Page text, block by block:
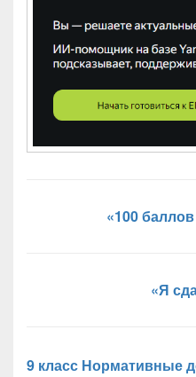
«100
«Я
9 класс Нормативные